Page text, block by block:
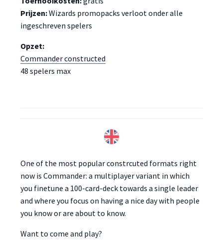
Prijzen:Wizards promopacks verloot onder alle
ingeschreven spelers
Opzet:
Commander constructed
48 spelers max
One of the most popular constrcuted formats right
now is Commander: a multiplayer variant in which
you finetune a 100-card-deck towards a single leader
and where you focus on having a nice day with people
you know or are about to know.
Want to come and play?